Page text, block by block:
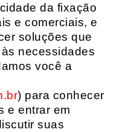
da fixação
e comerciais, e
soluções que
necessidades
você a
) para conhecer
e entrar em
suas